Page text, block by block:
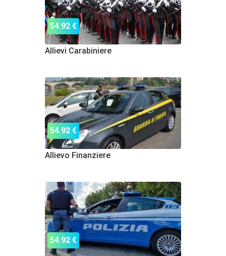
54.92 €
Allievi Carabiniere
54.92 €
Allievo Finanziere
54.92 €